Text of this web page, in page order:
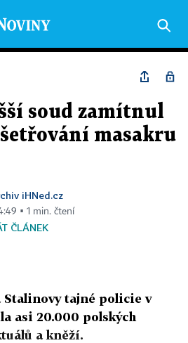
soud zamítnul
masakru
iHNed.cz
▪ 1 min. čtení
ČLÁNEK
Stalinovy tajné policie v
asi 20.000 polských
a kněží.